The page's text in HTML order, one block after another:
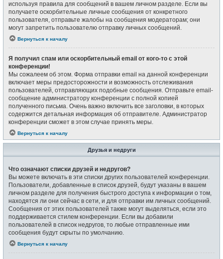
используя правила для сообщений в вашем личном разделе. Если вы
получаете оскорбительные личные сообщения от конкретного
пользователя, отправьте жалобы на сообщения модераторам; они
могут запретить пользователю отправку личных сообщений.
Вернуться к началу
Я получил спам или оскорбительный email от кого-то с этой
конференции!
Мы сожалеем об этом. Форма отправки email на данной конференции
включает меры предосторожности и возможность отслеживания
пользователей, отправляющих подобные сообщения. Отправьте email-
сообщение администратору конференции с полной копией
полученного письма. Очень важно включить все заголовки, в которых
содержится детальная информация об отправителе. Администратор
конференции сможет в этом случае принять меры.
Вернуться к началу
Друзья и недруги
Что означают списки друзей и недругов?
Вы можете включать в эти списки других пользователей конференции.
Пользователи, добавленные в список друзей, будут указаны в вашем
личном разделе для получения быстрого доступа к информации о том,
находятся ли они сейчас в сети, и для отправки им личных сообщений.
Сообщения от этих пользователей также могут выделяться, если это
поддерживается стилем конференции. Если вы добавили
пользователей в список недругов, то любые отправленные ими
сообщения будут скрыты по умолчанию.
Вернуться к началу